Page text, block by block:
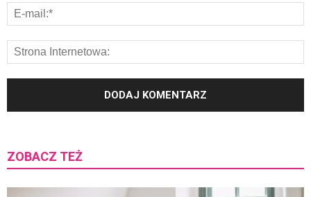
ZOBACZ TEŻ